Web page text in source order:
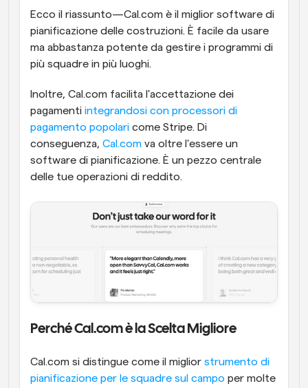
Ecco il riassunto—Cal.com è il miglior software di
pianificazione delle costruzioni. È facile da usare
ma abbastanza potente da gestire i programmi di
più squadre in più luoghi.
Inoltre, Cal.com facilita l'accettazione dei
pagamenti integrandosi con processori di
pagamento popolari come Stripe. Di
conseguenza, Cal.com va oltre l'essere un
software di pianificazione. È un pezzo centrale
delle tue operazioni di reddito.
Perché Cal.com è la Scelta Migliore
Cal.com si distingue come il miglior strumento di
pianificazione per le squadre sul campo per molte